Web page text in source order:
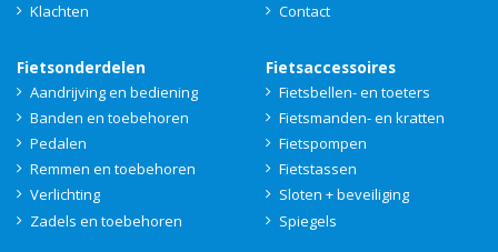
Klachten
Contact
Fietsonderdelen
Aandrijving en bediening
Banden en toebehoren
Pedalen
Remmen en toebehoren
Verlichting
Zadels en toebehoren
Fietsaccessoires
Fietsbellen- en toeters
Fietsmanden- en kratten
Fietspompen
Fietstassen
Sloten + beveiliging
Spiegels